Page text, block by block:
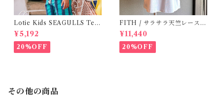
Lotie Kids SEAGULLS Tee
(12m- 8Y)
¥5,192
20%OFF
FITH / サラサラ天竺レースT
シャツ (BL) / 145・155
¥11,440
20%OFF
その他の商品